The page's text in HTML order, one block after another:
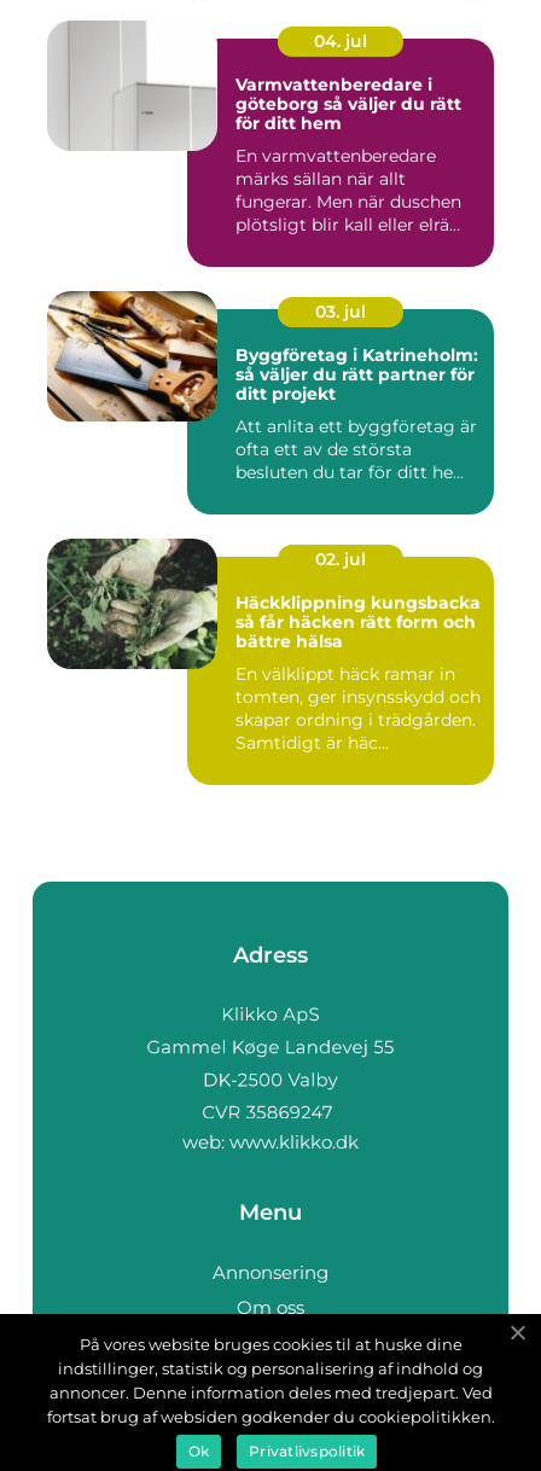
04. jul
Varmvattenberedare i
göteborg så väljer du rätt
för ditt hem
En varmvattenberedare
märks sällan när allt
fungerar. Men när duschen
plötsligt blir kall eller elrä...
03. jul
Byggföretag i Katrineholm:
så väljer du rätt partner för
ditt projekt
Att anlita ett byggföretag är
ofta ett av de största
besluten du tar för ditt he...
02. jul
Häckklippning kungsbacka
så får häcken rätt form och
bättre hälsa
En välklippt häck ramar in
tomten, ger insynsskydd och
skapar ordning i trädgården.
Samtidigt är häc...
Adress
web: www.klikko.dk
Menu
Annonsering
Om oss
Cookies
Kontakta oss
Sitemap
På vores website bruges cookies til at huske dine
indstillinger, statistik og personalisering af indhold og
annoncer. Denne information deles med tredjepart. Ved
fortsat brug af websiden godkender du cookiepolitikken.
Ok Privatlivspolitik